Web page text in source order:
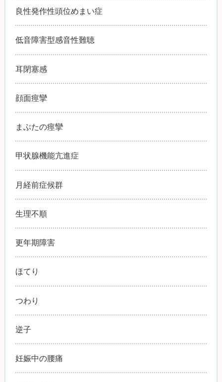
良性発作性頭位めまい症
低音障害型感音性難聴
耳閉塞感
顔面痙攣
まぶたの痙攣
甲状腺機能亢進症
月経前症候群
生理不順
更年期障害
ほてり
つわり
逆子
妊娠中の腰痛